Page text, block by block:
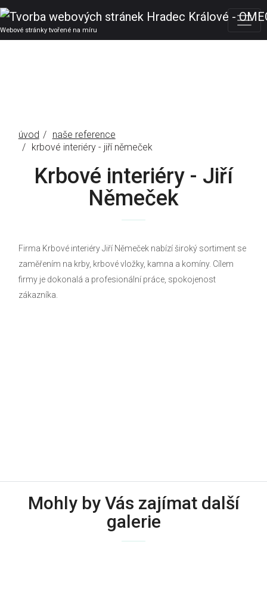
Webové stránky tvořené na míru
úvod
naše reference
krbové interiéry - jiří němeček
Krbové interiéry - Jiří
Němeček
Firma Krbové interiéry Jiří Němeček nabízí široký sortiment se
zaměřením na krby, krbové vložky, kamna a komíny. Cílem
firmy je dokonalá a profesionální práce, spokojenost
zákazníka.
Mohly by Vás zajímat další
galerie